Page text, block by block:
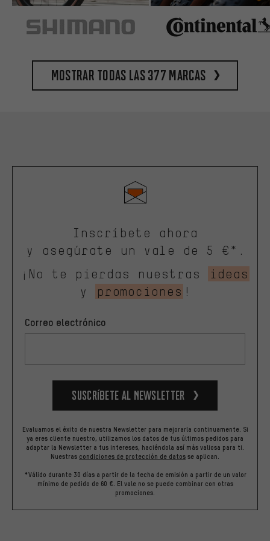
Mostrar todas las 377 marcas
Inscríbete ahora
y asegúrate un vale de 5 €*.
¡No te pierdas nuestras
ideas
y
promociones !
Correo electrónico
Suscríbete al newsletter
Evaluamos el éxito de nuestra Newsletter para mejorarla continuamente. Si
ya eres cliente nuestro, utilizamos los datos de tus últimos pedidos para
adaptar la Newsletter a tus intereses, haciéndola así más valiosa para ti.
Nuestras condiciones de protección de datos se aplican.
*Válido durante 30 días a partir de la fecha de emisión a partir de un valor
mínimo de pedido de 60 €. El vale no se puede combinar con otras
promociones.